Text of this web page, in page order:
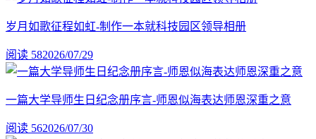
岁月如歌征程如虹-制作一本就科技园区领导相册
阅读 582026/07/29
一篇大学导师生日纪念册序言-师恩似海表达师恩深重之意
阅读 562026/07/30